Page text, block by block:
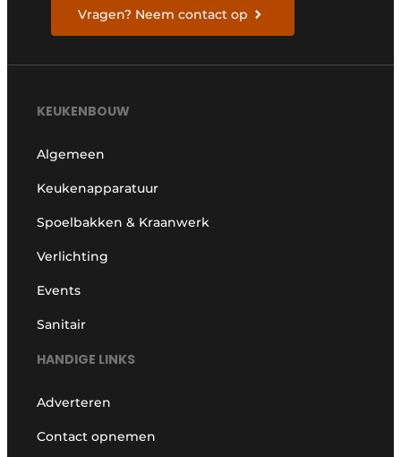
Vragen? Neem contact op
KEUKENBOUW
Algemeen
Keukenapparatuur
Spoelbakken & Kraanwerk
Verlichting
Events
Sanitair
HANDIGE LINKS
Adverteren
Contact opnemen